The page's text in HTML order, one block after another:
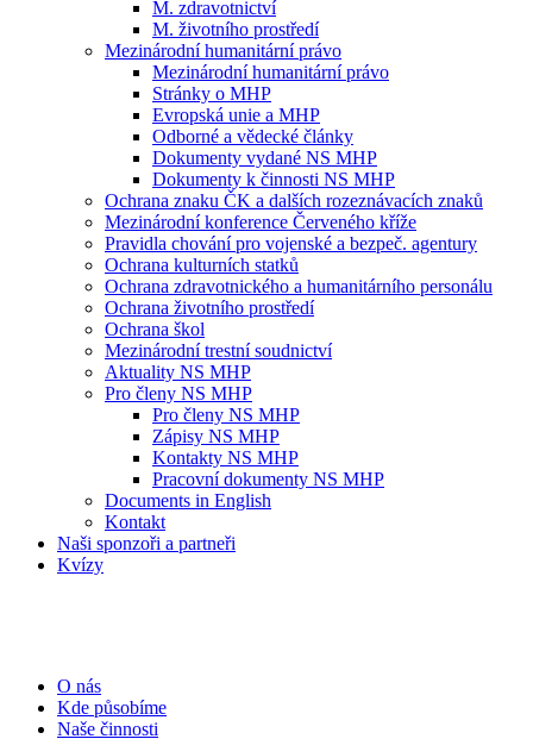
M. zdravotnictví
M. životního prostředí
Mezinárodní humanitární právo
Mezinárodní humanitární právo
Stránky o MHP
Evropská unie a MHP
Odborné a vědecké články
Dokumenty vydané NS MHP
Dokumenty k činnosti NS MHP
Ochrana znaku ČK a dalších rozeznávacích znaků
Mezinárodní konference Červeného kříže
Pravidla chování pro vojenské a bezpeč. agentury
Ochrana kulturních statků
Ochrana zdravotnického a humanitárního personálu
Ochrana životního prostředí
Ochrana škol
Mezinárodní trestní soudnictví
Aktuality NS MHP
Pro členy NS MHP
Pro členy NS MHP
Zápisy NS MHP
Kontakty NS MHP
Pracovní dokumenty NS MHP
Documents in English
Kontakt
Naši sponzoři a partneři
Kvízy
O nás
Kde působíme
Naše činnosti